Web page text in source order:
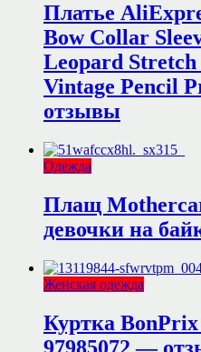
Платье
Bow Collar
Leopard
Vintage Pencil
отзывы
Одежда
Плащ
девочки на
Женская одежда
Куртка